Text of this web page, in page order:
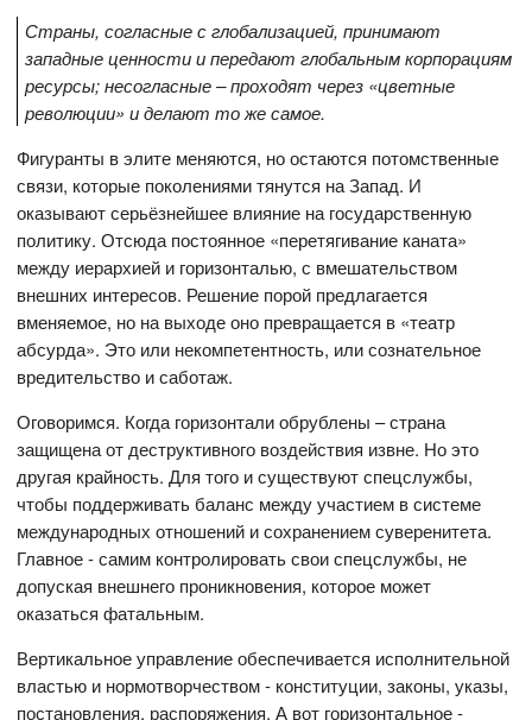
Страны, согласные с глобализацией, принимают
западные ценности и передают глобальным корпорациям
ресурсы; несогласные – проходят через «цветные
революции» и делают то же самое.
Фигуранты в элите меняются, но остаются потомственные
связи, которые поколениями тянутся на Запад. И
оказывают серьёзнейшее влияние на государственную
политику. Отсюда постоянное «перетягивание каната»
между иерархией и горизонталью, с вмешательством
внешних интересов. Решение порой предлагается
вменяемое, но на выходе оно превращается в «театр
абсурда». Это или некомпетентность, или сознательное
вредительство и саботаж.
Оговоримся. Когда горизонтали обрублены – страна
защищена от деструктивного воздействия извне. Но это
другая крайность. Для того и существуют спецслужбы,
чтобы поддерживать баланс между участием в системе
международных отношений и сохранением суверенитета.
Главное - самим контролировать свои спецслужбы, не
допуская внешнего проникновения, которое может
оказаться фатальным.
Вертикальное управление обеспечивается исполнительной
властью и нормотворчеством - конституции, законы, указы,
постановления, распоряжения. А вот горизонтальное -